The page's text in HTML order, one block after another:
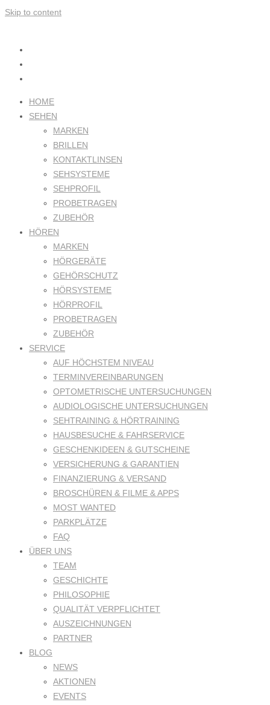
Skip to content
HOME
SEHEN
MARKEN
BRILLEN
KONTAKTLINSEN
SEHSYSTEME
SEHPROFIL
PROBETRAGEN
ZUBEHÖR
HÖREN
MARKEN
HÖRGERÄTE
GEHÖRSCHUTZ
HÖRSYSTEME
HÖRPROFIL
PROBETRAGEN
ZUBEHÖR
SERVICE
AUF HÖCHSTEM NIVEAU
TERMINVEREINBARUNGEN
OPTOMETRISCHE UNTERSUCHUNGEN
AUDIOLOGISCHE UNTERSUCHUNGEN
SEHTRAINING & HÖRTRAINING
HAUSBESUCHE & FAHRSERVICE
GESCHENKIDEEN & GUTSCHEINE
VERSICHERUNG & GARANTIEN
FINANZIERUNG & VERSAND
BROSCHÜREN & FILME & APPS
MOST WANTED
PARKPLÄTZE
FAQ
ÜBER UNS
TEAM
GESCHICHTE
PHILOSOPHIE
QUALITÄT VERPFLICHTET
AUSZEICHNUNGEN
PARTNER
BLOG
NEWS
AKTIONEN
EVENTS